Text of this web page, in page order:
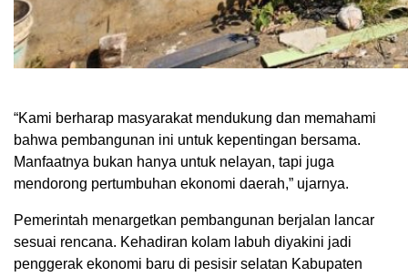
“Kami berharap masyarakat mendukung dan memahami
bahwa pembangunan ini untuk kepentingan bersama.
Manfaatnya bukan hanya untuk nelayan, tapi juga
mendorong pertumbuhan ekonomi daerah,” ujarnya.
Pemerintah menargetkan pembangunan berjalan lancar
sesuai rencana. Kehadiran kolam labuh diyakini jadi
penggerak ekonomi baru di pesisir selatan Kabupaten